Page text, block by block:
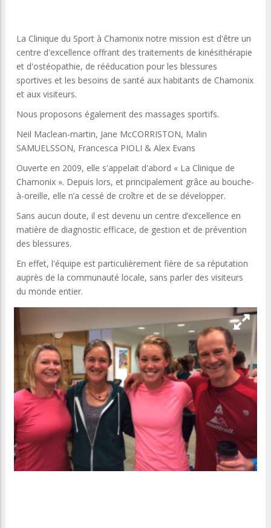
La Clinique du Sport à Chamonix notre mission est d'être un
centre d'excellence offrant des traitements de kinésithérapie
et d'ostéopathie, de rééducation pour les blessures
sportives et les besoins de santé aux habitants de Chamonix
et aux visiteurs.
Nous proposons également des massages sportifs.
Neil Maclean-martin, Jane McCORRISTON, Malin
SAMUELSSON, Francesca PIOLI & Alex Evans
Ouverte en 2009, elle s'appelait d'abord « La Clinique de
Chamonix ». Depuis lors, et principalement grâce au bouche-
à-oreille, elle n’a cessé de croître et de se développer.
Sans aucun doute, il est devenu un centre d’excellence en
matière de diagnostic efficace, de gestion et de prévention
des blessures.
En effet, l'équipe est particulièrement fière de sa réputation
auprès de la communauté locale, sans parler des visiteurs
du monde entier.